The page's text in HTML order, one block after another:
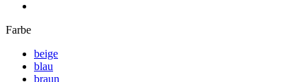
Farbe
beige
blau
braun